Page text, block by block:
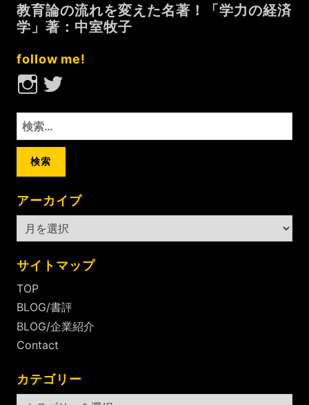
教育論の流れを変えた名著！「学力の経済
学」著：中室牧子
follow me!
Instagram
Twitter
検
索:
アーカイブ
ー
イ
ブ
サイトマップ
TOP
BLOG/書評
BLOG/企業紹介
Contact
カテゴリー